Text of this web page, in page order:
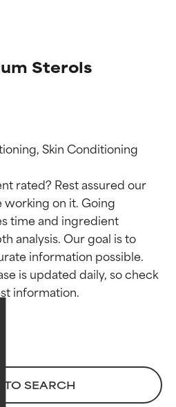
Sterols
Skin Conditioning
rated? Rest assured our
working on it. Going
time and ingredient
analysis. Our goal is to
information possible.
is updated daily, so check
TO SEARCH
de
con
para la piel. Su
demostrada y
por estudios
de
con
para la piel. Su
demostrada y
por estudios